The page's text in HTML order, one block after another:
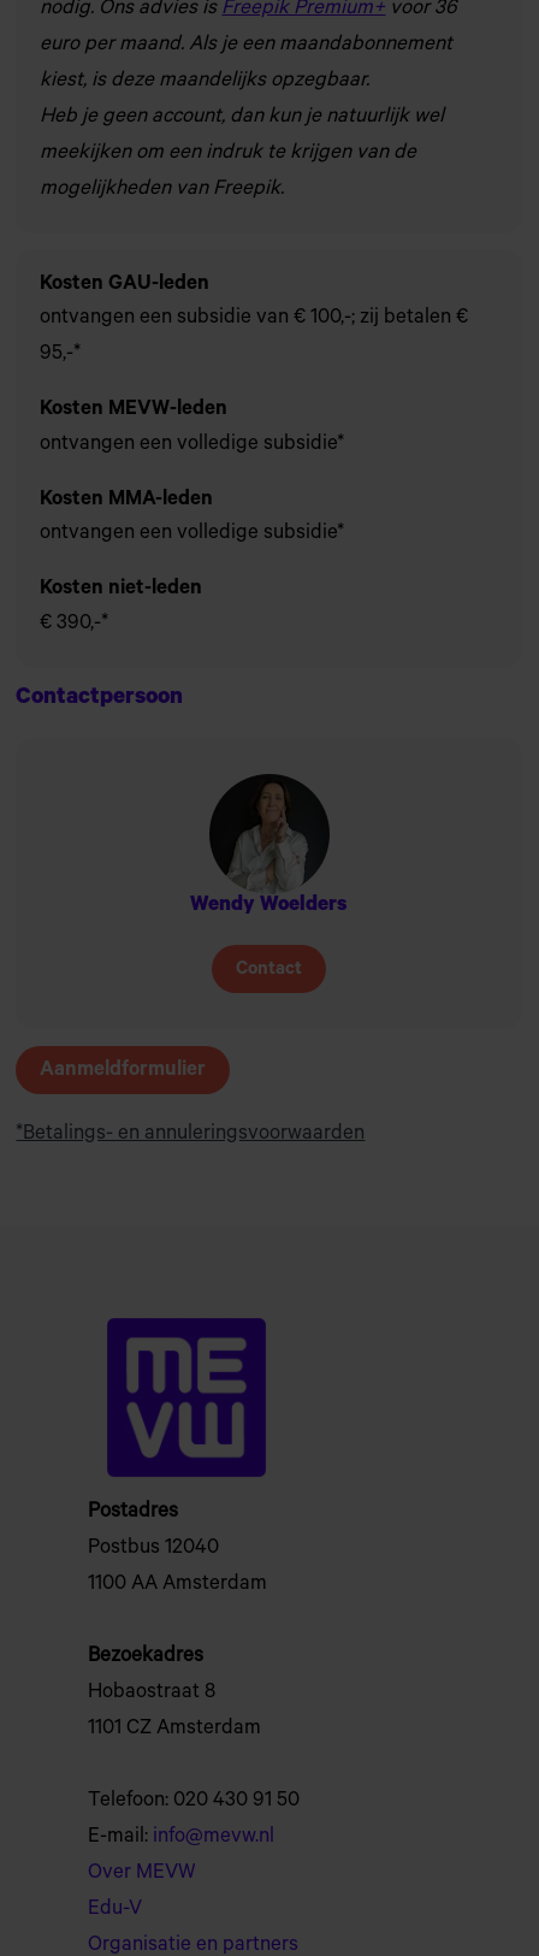
nodig. Ons advies isFreepik Premium+ voor 36
euro per maand. Als je een maandabonnement
kiest, is deze maandelijks opzegbaar.
Heb je geen account, dan kun je natuurlijk wel
meekijken om een indruk te krijgen van de
mogelijkheden van Freepik.
Kosten GAU-leden
ontvangen een subsidie van € 100,-; zij betalen €
95,-*
Kosten MEVW-leden
ontvangen een volledige subsidie*
Kosten MMA-leden
ontvangen een volledige subsidie*
Kosten niet-leden
€ 390,-*
Contactpersoon
Wendy Woelders
Contact
Aanmeldformulier
*Betalings- en annuleringsvoorwaarden
Postadres
Postbus 12040
1100 AA Amsterdam
Bezoekadres
Hobaostraat 8
1101 CZ Amsterdam
Telefoon: 020 430 91 50
E-mail: info@mevw.nl
Over MEVW
Edu-V
Organisatie en partners